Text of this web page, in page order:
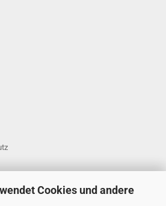
Cookies und andere